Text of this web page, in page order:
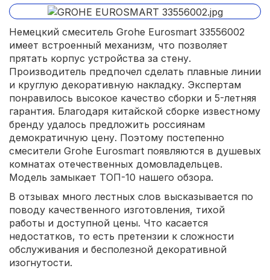
Немецкий смеситель Grohe Eurosmart 33556002
имеет встроенный механизм, что позволяет
прятать корпус устройства за стену.
Производитель предпочел сделать плавные линии
и круглую декоративную накладку. Экспертам
понравилось высокое качество сборки и 5-летняя
гарантия. Благодаря китайской сборке известному
бренду удалось предложить россиянам
демократичную цену. Поэтому постепенно
смесители Grohe Eurosmart появляются в душевых
комнатах отечественных домовладельцев.
Модель замыкает ТОП-10 нашего обзора.
В отзывах много лестных слов высказывается по
поводу качественного изготовления, тихой
работы и доступной цены. Что касается
недостатков, то есть претензии к сложности
обслуживания и бесполезной декоративной
изогнутости.